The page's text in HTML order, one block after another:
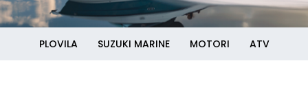
PLOVILA SUZUKI MARINE MOTORI ATV